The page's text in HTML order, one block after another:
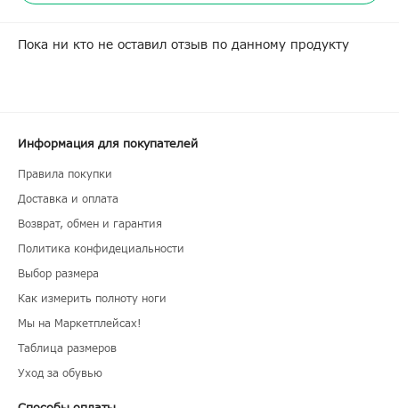
Пока ни кто не оставил отзыв по данному продукту
Информация для покупателей
Правила покупки
Доставка и оплата
Возврат, обмен и гарантия
Политика конфидециальности
Выбор размера
Как измерить полноту ноги
Мы на Маркетплейсах!
Таблица размеров
Уход за обувью